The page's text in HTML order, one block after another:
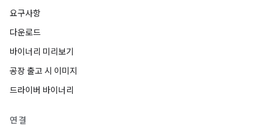
요구사항
다운로드
바이너리 미리보기
공장 출고 시 이미지
드라이버 바이너리
연결